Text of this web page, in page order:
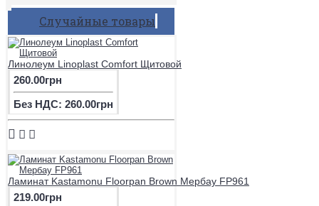
Случайные товары
Линолеум Linoplast Comfort Щитовой
260.00грн
Без НДС: 260.00грн
Ламинат Kastamonu Floorpan Brown Мербау FP961
219.00грн